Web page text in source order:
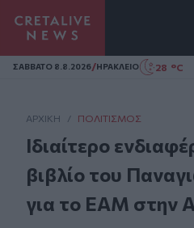
Homepage
ΣAΒΒΑΤΟ 8.8.2026/ΗΡΑΚΛΕΙΟ 28 °C
ΑΡΧΙΚΗ / ΠΟΛΙΤΙΣΜΌΣ
Ιδιαίτερο
βιβλίο του
για το ΕΑΜ στην